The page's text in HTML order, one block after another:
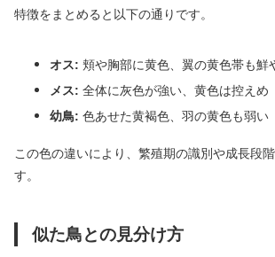
特徴をまとめると以下の通りです。
オス: 頬や胸部に黄色、翼の黄色帯も鮮
メス: 全体に灰色が強い、黄色は控えめ
幼鳥: 色あせた黄褐色、羽の黄色も弱い
この色の違いにより、繁殖期の識別や成長段
す。
似た鳥との見分け方